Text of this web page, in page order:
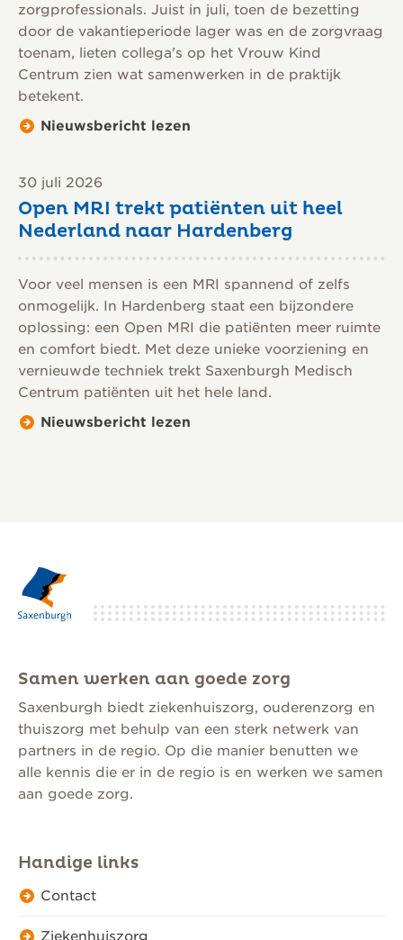
zorgprofessionals. Juist in juli, toen de bezetting
door de vakantieperiode lager was en de zorgvraag
toenam, lieten collega's op het Vrouw Kind
Centrum zien wat samenwerken in de praktijk
betekent.
Nieuwsbericht lezen
30 juli 2026
Open MRI trekt patiënten uit heel
Nederland naar Hardenberg
Voor veel mensen is een MRI spannend of zelfs
onmogelijk. In Hardenberg staat een bijzondere
oplossing: een Open MRI die patiënten meer ruimte
en comfort biedt. Met deze unieke voorziening en
vernieuwde techniek trekt Saxenburgh Medisch
Centrum patiënten uit het hele land.
Nieuwsbericht lezen
Samen werken aan goede zorg
Saxenburgh biedt ziekenhuiszorg, ouderenzorg en
thuiszorg met behulp van een sterk netwerk van
partners in de regio. Op die manier benutten we
alle kennis die er in de regio is en werken we samen
aan goede zorg.
Handige links
Contact
Ziekenhuiszorg